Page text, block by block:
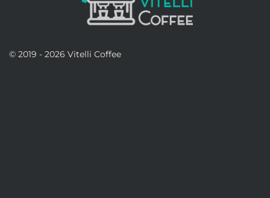
© 2019 - 2026 Vitelli Coffee